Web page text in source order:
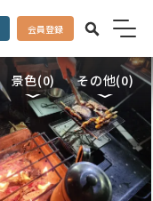
会員登録
景色(0) その他(0)